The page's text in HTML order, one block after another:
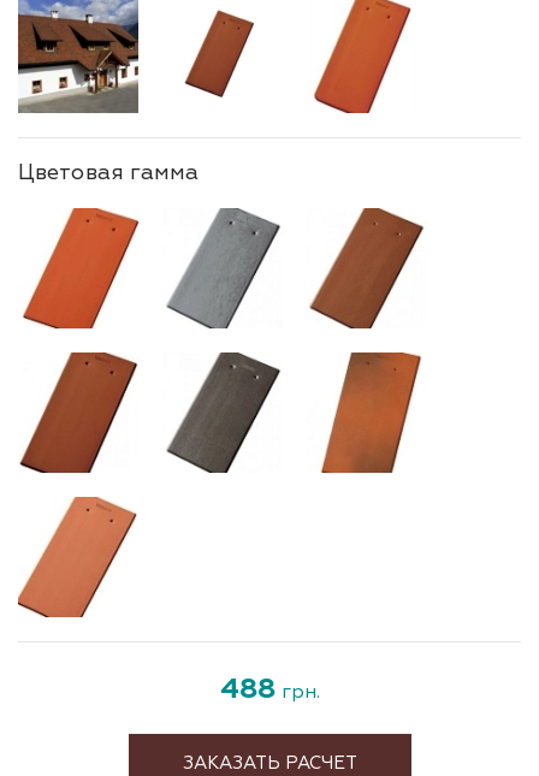
Цветовая гамма
488 грн.
ЗАКАЗАТЬ РАСЧЕТ